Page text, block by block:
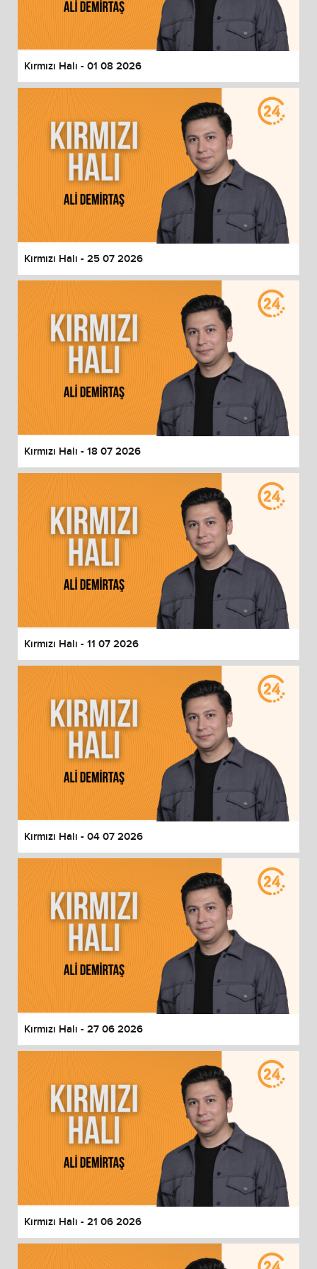
End of dialog window.
Kırmızı Halı - 01 08 2026
Kırmızı Halı - 25 07 2026
Kırmızı Halı - 18 07 2026
Kırmızı Halı - 11 07 2026
Kırmızı Halı - 04 07 2026
Kırmızı Halı - 27 06 2026
Kırmızı Halı - 21 06 2026